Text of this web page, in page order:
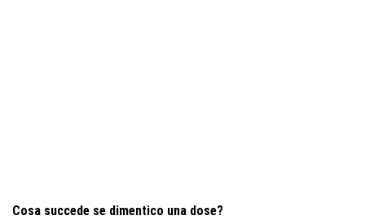
Cosa succede se dimentico una dose?